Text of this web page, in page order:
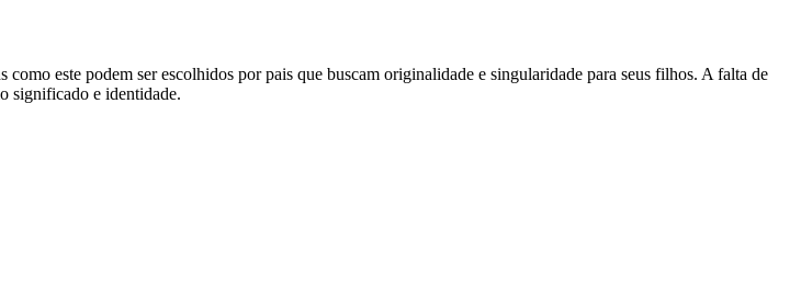
este podem ser escolhidos por pais que buscam originalidade e singularidade para seus filhos. A falta de
significado e identidade.